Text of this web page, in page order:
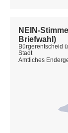
NEIN-
Briefwahl)
Bürgerentscheid
Stadt
Amtliches